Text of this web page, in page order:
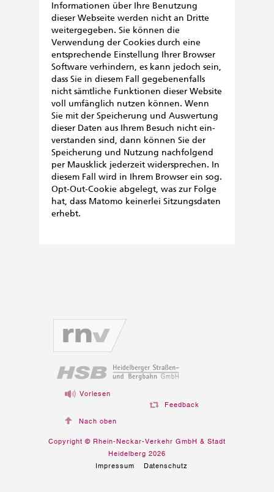
Informationen über Ihre Benutzung
dieser Webseite werden nicht an Dritte
weitergegeben. Sie können die
Verwendung der Cookies durch eine
entsprechende Einstellung Ihrer Browser
Software verhindern, es kann jedoch sein,
dass Sie in diesem Fall gegebenenfalls
nicht sämtliche Funktionen dieser Website
voll umfänglich nutzen können. Wenn
Sie mit der Spei­che­rung und Aus­wer­tung
die­ser Daten aus Ihrem Besuch nicht ein­
ver­stan­den sind, dann kön­nen Sie der
Spei­che­rung und Nut­zung nachfolgend
per Maus­klick jederzeit wider­spre­chen. In
diesem Fall wird in Ihrem Browser ein sog.
Opt-Out-Cookie abgelegt, was zur Folge
hat, dass Matomo kei­ner­lei Sit­zungs­da­ten
erhebt.
Vorlesen
Feedback
Nach oben
Copyright © Rhein-Neckar-Verkehr GmbH & Stadt
Heidelberg 2026
Impressum
Datenschutz